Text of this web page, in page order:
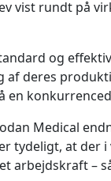
vist rundt på
og
deres
en
Medical
tydeligt, at
arbejdskraft –